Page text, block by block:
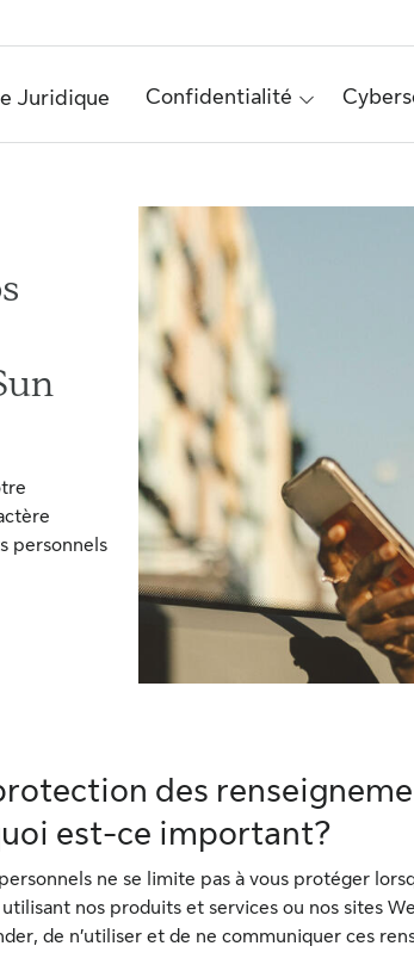
Juridique Confidentialité
personnels
des
est-ce important?
ne se limite pas à vous protéger
nos produits et services ou nos sites
de n’utiliser et de ne communiquer ces